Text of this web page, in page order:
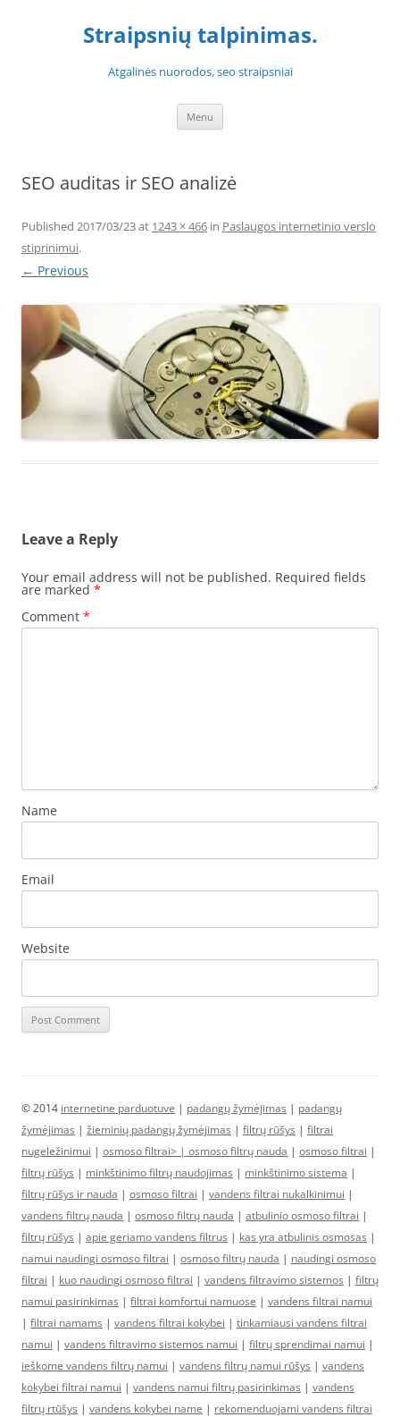
Straipsnių talpinimas.
Atgalinės nuorodos, seo straipsniai
Menu
SEO auditas ir SEO analizė
Published 2017/03/23at 1243 × 466 in Paslaugos internetinio verslo
stiprinimui.
← Previous
Leave a Reply
Your email address will not be published. Required fields
are marked *
Comment *
Name
Email
Website
© 2014 internetine parduotuve | padangų žymėjimas | padangų
žymėjimas | žieminių padangų žymėjimas | filtrų rūšys | filtrai
nugeležinimui | osmoso filtrai> | osmoso filtrų nauda | osmoso filtrai |
filtrų rūšys | minkštinimo filtrų naudojimas | minkštinimo sistema |
filtrų rūšys ir nauda | osmoso filtrai | vandens filtrai nukalkinimui |
vandens filtrų nauda | osmoso filtrų nauda | atbulinio osmoso filtrai |
filtrų rūšys | apie geriamo vandens filtrus | kas yra atbulinis osmosas |
namui naudingi osmoso filtrai | osmoso filtrų nauda | naudingi osmoso
filtrai | kuo naudingi osmoso filtrai | vandens filtravimo sistemos | filtrų
namui pasirinkimas | filtrai komfortui namuose | vandens filtrai namui
| filtrai namams | vandens filtrai kokybei | tinkamiausi vandens filtrai
namui | vandens filtravimo sistemos namui | filtrų sprendimai namui |
ieškome vandens filtrų namui | vandens filtrų namui rūšys | vandens
kokybei filtrai namui | vandens namui filtrų pasirinkimas | vandens
filtrų rtūšys | vandens kokybei name | rekomenduojami vandens filtrai